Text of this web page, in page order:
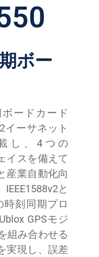
ボー
ードカード
イーサネット
し、4つの
イスを備えて
産業自動化向
と
時刻同期プロ
GPSモジ
組み合わせる
実現し、誤差